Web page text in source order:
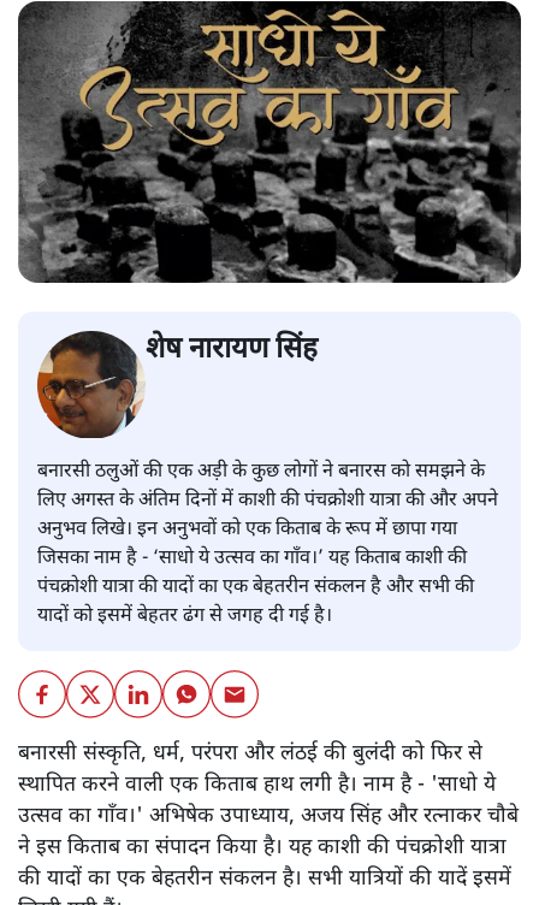
शेष नारायण सिंह
बनारसी ठलुओं की एक अड़ी के कुछ लोगों ने बनारस को समझने के
लिए अगस्त के अंतिम दिनों में काशी की पंचक्रोशी यात्रा की और अपने
अनुभव लिखे। इन अनुभवों को एक किताब के रूप में छापा गया
जिसका नाम है - ‘साधो ये उत्सव का गाँव।’ यह किताब काशी की
पंचक्रोशी यात्रा की यादों का एक बेहतरीन संकलन है और सभी की
यादों को इसमें बेहतर ढंग से जगह दी गई है।
बनारसी संस्कृति, धर्म, परंपरा और लंठई की बुलंदी को फिर से
स्थापित करने वाली एक किताब हाथ लगी है। नाम है - 'साधो ये
उत्सव का गाँव।' अभिषेक उपाध्याय, अजय सिंह और रत्नाकर चौबे
ने इस किताब का संपादन किया है। यह काशी की पंचक्रोशी यात्रा
की यादों का एक बेहतरीन संकलन है। सभी यात्रियों की यादें इसमें